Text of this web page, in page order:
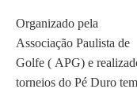
Organizado pela
Associação Paulista de
Golfe ( APG) e
torneios do Pé Duro